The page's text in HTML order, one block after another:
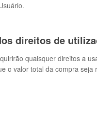
direitos de
quaisquer direitos a
o valor total da compra seja